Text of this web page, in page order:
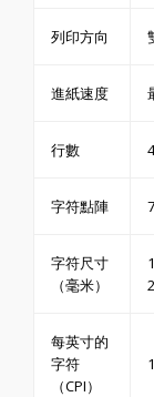
列印方向
進紙速度
行數
字符點陣
字符尺寸
（毫米）
每英寸的
字符
（CPI）